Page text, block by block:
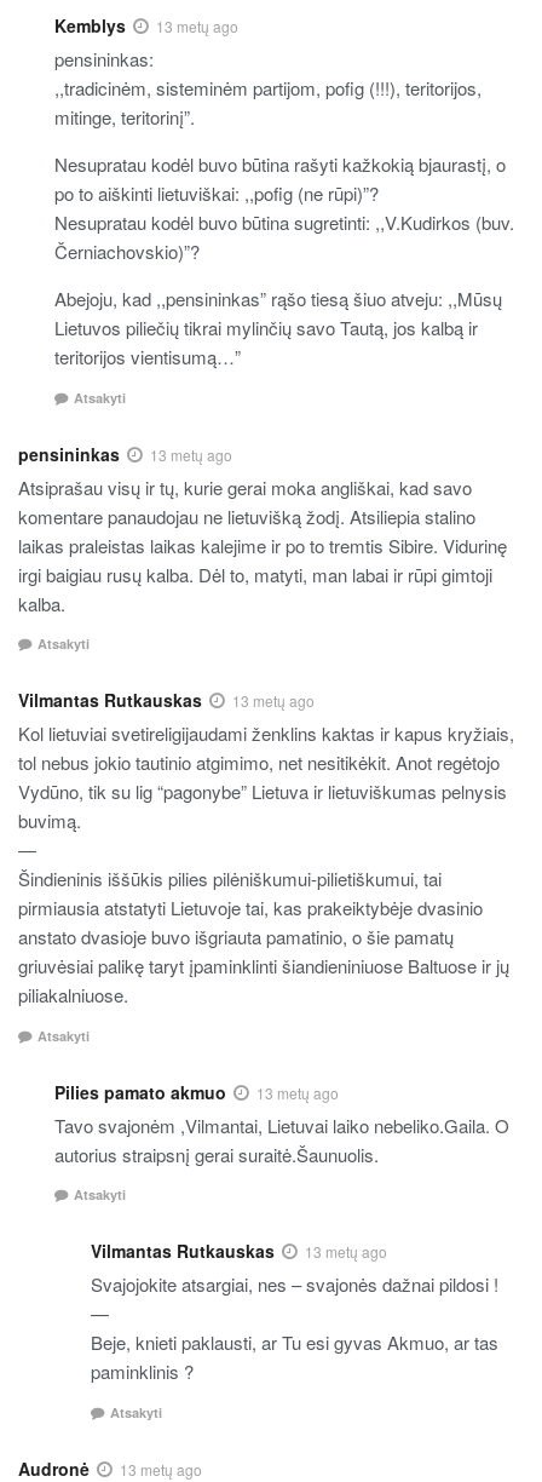
Kemblys 13 metų ago
pensininkas:
,,tradicinėm, sisteminėm partijom, pofig (!!!), teritorijos,
mitinge, teritorinį”.
Nesupratau kodėl buvo būtina rašyti kažkokią bjaurastį, o
po to aiškinti lietuviškai: ,,pofig (ne rūpi)”?
Nesupratau kodėl buvo būtina sugretinti: ,,V.Kudirkos (buv.
Černiachovskio)”?
Abejoju, kad ,,pensininkas” rąšo tiesą šiuo atveju: ,,Mūsų
Lietuvos piliečių tikrai mylinčių savo Tautą, jos kalbą ir
teritorijos vientisumą…”
Atsakyti
pensininkas 13 metų ago
Atsiprašau visų ir tų, kurie gerai moka angliškai, kad savo
komentare panaudojau ne lietuvišką žodį. Atsiliepia stalino
laikas praleistas laikas kalejime ir po to tremtis Sibire. Vidurinę
irgi baigiau rusų kalba. Dėl to, matyti, man labai ir rūpi gimtoji
kalba.
Atsakyti
Vilmantas Rutkauskas 13 metų ago
Kol lietuviai svetireligijaudami ženklins kaktas ir kapus kryžiais,
tol nebus jokio tautinio atgimimo, net nesitikėkit. Anot regėtojo
Vydūno, tik su lig “pagonybe” Lietuva ir lietuviškumas pelnysis
buvimą.
—
Šindieninis iššūkis pilies pilėniškumui-pilietiškumui, tai
pirmiausia atstatyti Lietuvoje tai, kas prakeiktybėje dvasinio
anstato dvasioje buvo išgriauta pamatinio, o šie pamatų
griuvėsiai palikę taryt įpaminklinti šiandieniniuose Baltuose ir jų
piliakalniuose.
Atsakyti
Pilies pamato akmuo 13 metų ago
Tavo svajonėm ,Vilmantai, Lietuvai laiko nebeliko.Gaila. O
autorius straipsnį gerai suraitė.Šaunuolis.
Atsakyti
Vilmantas Rutkauskas 13 metų ago
Svajojokite atsargiai, nes – svajonės dažnai pildosi !
—
Beje, knieti paklausti, ar Tu esi gyvas Akmuo, ar tas
paminklinis ?
Atsakyti
Audronė 13 metų ago